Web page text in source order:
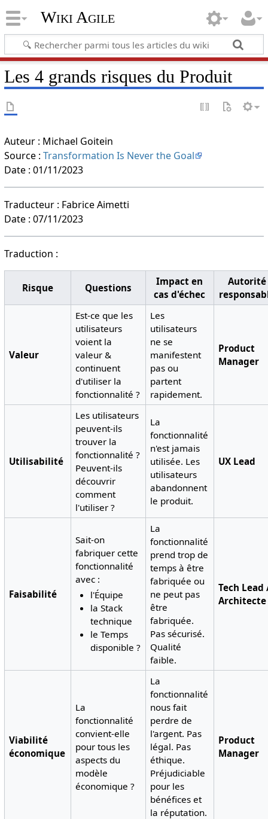
Wiki Agile
Les 4 grands risques du Produit
Auteur : Michael Goitein
Source : Transformation Is Never the Goal
Date : 01/11/2023
Traducteur : Fabrice Aimetti
Date : 07/11/2023
Traduction :
Risque Questions
Impact en
cas d'échec
Autorité
Valeur
Est-ce que les
utilisateurs
voient la
valeur &
continuent
d'utiliser la
fonctionnalité ?
Les
utilisateurs
ne se
manifestent
pas ou
partent
rapidement.
Product
Manager
Utilisabilité
Les utilisateurs
peuvent-ils
trouver la
fonctionnalité ?
Peuvent-ils
découvrir
comment
l'utiliser ?
La
fonctionnalité
n'est jamais
utilisée. Les
utilisateurs
abandonnent
le produit.
UX Lead
Faisabilité
Sait-on
fabriquer cette
fonctionnalité
avec :
l'Équipe
la Stack
technique
le Temps
disponible ?
La
fonctionnalité
prend trop de
temps à être
fabriquée ou
ne peut pas
être
fabriquée.
Pas sécurisé.
Qualité
faible.
Tech Lead
Architecte
Viabilité
économique
La
fonctionnalité
convient-elle
pour tous les
aspects du
modèle
économique ?
La
fonctionnalité
nous fait
perdre de
l'argent. Pas
légal. Pas
éthique.
Préjudiciable
pour les
bénéfices et
la réputation.
Product
Manager